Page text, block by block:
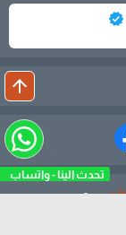
تحدث الينا -
verified
arrow_upward